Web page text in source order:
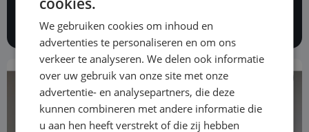
We gebruiken cookies om inhoud en
advertenties te personaliseren en om ons
verkeer te analyseren. We delen ook informatie
over uw gebruik van onze site met onze
advertentie- en analysepartners, die deze
kunnen combineren met andere informatie die
u aan hen heeft verstrekt of die zij hebben